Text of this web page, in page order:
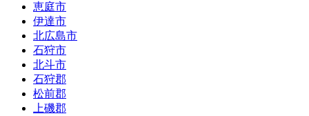
恵庭市
伊達市
北広島市
石狩市
北斗市
石狩郡
松前郡
上磯郡